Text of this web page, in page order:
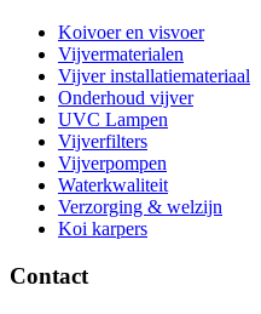
Koivoer en visvoer
Vijvermaterialen
Vijver installatiemateriaal
Onderhoud vijver
UVC Lampen
Vijverfilters
Vijverpompen
Waterkwaliteit
Verzorging & welzijn
Koi karpers
Contact